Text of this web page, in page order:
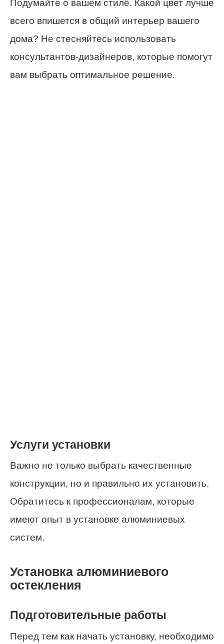
Подумайте о вашем стиле. Какой цвет лучше
всего впишется в общий интерьер вашего
дома? Не стесняйтесь использовать
консультантов-дизайнеров, которые помогут
вам выбрать оптимальное решение.
Услуги установки
Важно не только выбрать качественные
конструкции, но и правильно их установить.
Обратитесь к профессионалам, которые
имеют опыт в установке алюминиевых
систем.
Установка алюминиевого
остекления
Подготовительные работы
Перед тем как начать установку, необходимо